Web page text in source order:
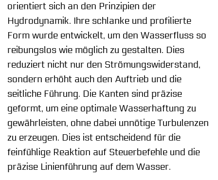
orientiert sich an den Prinzipien der
Hydrodynamik. Ihre schlanke und profilierte
Form wurde entwickelt, um den Wasserfluss so
reibungslos wie möglich zu gestalten. Dies
reduziert nicht nur den Strömungswiderstand,
sondern erhöht auch den Auftrieb und die
seitliche Führung. Die Kanten sind präzise
geformt, um eine optimale Wasserhaftung zu
gewährleisten, ohne dabei unnötige Turbulenzen
zu erzeugen. Dies ist entscheidend für die
feinfühlige Reaktion auf Steuerbefehle und die
präzise Linienführung auf dem Wasser.